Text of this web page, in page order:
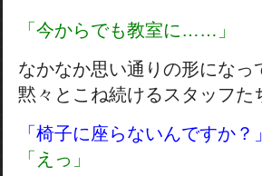
「今からでも教室に……」
なかなか思い通りの形になっ
黙々とこね続けるスタッフた
「椅子に座らないんですか？」
「えっ」